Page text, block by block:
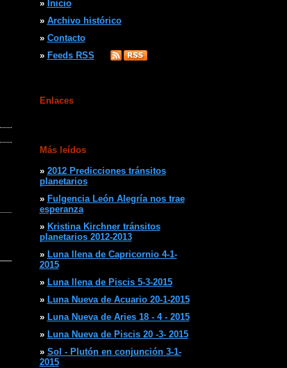
» Inicio
» Archivo histórico
» Contacto
» Feeds RSS
Enlaces
Más leídos
» 2012 Predicciones tránsitos
planetarios
» Fulgencia León Alegría nos trae
esperanza
» Kristina Kirchner tránsitos
planetarios 2012-2013
» Luna llena de Capricornio 4-1-
2015
» Luna llena de Piscis 5-3-2015
» Luna Nueva de Acuario 20-1-2015
» Luna Nueva de Aries 18 - 4 - 2015
» Luna Nueva de Piscis 20 -3- 2015
» Sol - Plutón en conjunción 3-1-
2015